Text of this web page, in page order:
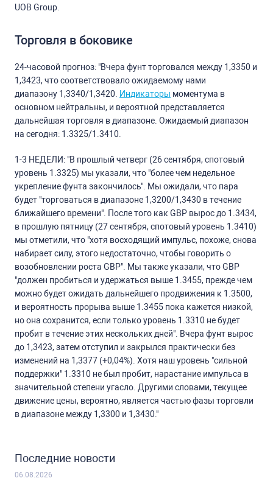
UOB Group.
Торговля в боковике
24-часовой прогноз: "Вчера фунт торговался между 1,3350 и
1,3423, что соответствовало ожидаемому нами
диапазону 1,3340/1,3420.
Индикаторы моментума в
основном нейтральны, и вероятной представляется
дальнейшая торговля в диапазоне. Ожидаемый диапазон
на сегодня: 1.3325/1.3410.
1-3 НЕДЕЛИ: "В прошлый четверг (26 сентября, спотовый
уровень 1.3325) мы указали, что "более чем недельное
укрепление фунта закончилось". Мы ожидали, что пара
будет "торговаться в диапазоне 1,3200/1,3430 в течение
ближайшего времени". После того как GBP вырос до 1.3434,
в прошлую пятницу (27 сентября, спотовый уровень 1.3410)
мы отметили, что "хотя восходящий импульс, похоже, снова
набирает силу, этого недостаточно, чтобы говорить о
возобновлении роста GBP". Мы также указали, что GBP
"должен пробиться и удержаться выше 1.3455, прежде чем
можно будет ожидать дальнейшего продвижения к 1.3500,
и вероятность прорыва выше 1.3455 пока кажется низкой,
но она сохранится, если только уровень 1.3310 не будет
пробит в течение этих нескольких дней". Вчера фунт вырос
до 1,3423, затем отступил и закрылся практически без
изменений на 1,3377 (+0,04%). Хотя наш уровень "сильной
поддержки" 1.3310 не был пробит, нарастание импульса в
значительной степени угасло. Другими словами, текущее
движение цены, вероятно, является частью фазы торговли
в диапазоне между 1,3300 и 1,3430."
Последние новости
06.08.2026